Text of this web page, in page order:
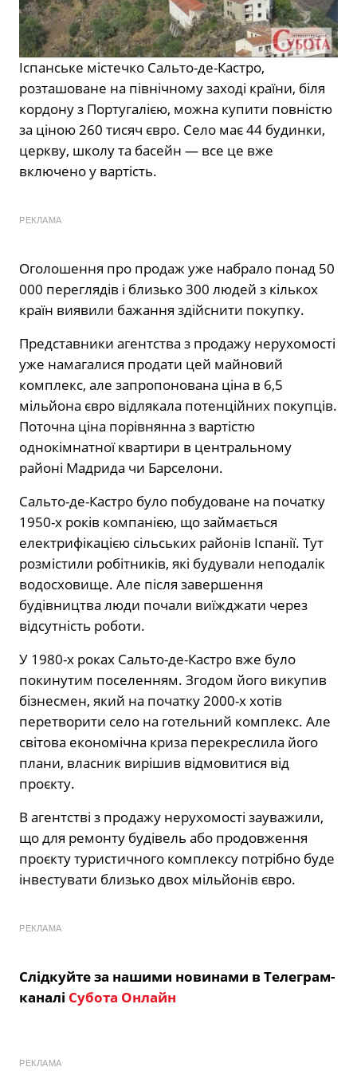
Іспанське містечко Сальто-де-Кастро,
розташоване на північному заході країни, біля
кордону з Португалією, можна купити повністю
за ціною 260 тисяч євро. Село має 44 будинки,
церкву, школу та басейн — все це вже
включено у вартість.
РЕКЛАМА
Оголошення про продаж уже набрало понад 50
000 переглядів і близько 300 людей з кількох
країн виявили бажання здійснити покупку.
Представники агентства з продажу нерухомості
уже намагалися продати цей майновий
комплекс, але запропонована ціна в 6,5
мільйона євро відлякала потенційних покупців.
Поточна ціна порівнянна з вартістю
однокімнатної квартири в центральному
районі Мадрида чи Барселони.
Сальто-де-Кастро було побудоване на початку
1950-х років компанією, що займається
електрифікацією сільських районів Іспанії. Тут
розмістили робітників, які будували неподалік
водосховище. Але після завершення
будівництва люди почали виїжджати через
відсутність роботи.
У 1980-х роках Сальто-де-Кастро вже було
покинутим поселенням. Згодом його викупив
бізнесмен, який на початку 2000-х хотів
перетворити село на готельний комплекс. Але
світова економічна криза перекреслила його
плани, власник вирішив відмовитися від
проєкту.
В агентстві з продажу нерухомості зауважили,
що для ремонту будівель або продовження
проєкту туристичного комплексу потрібно буде
інвестувати близько двох мільйонів євро.
РЕКЛАМА
Слідкуйте за нашими новинами в Телеграм-
каналі Субота Онлайн
РЕКЛАМА